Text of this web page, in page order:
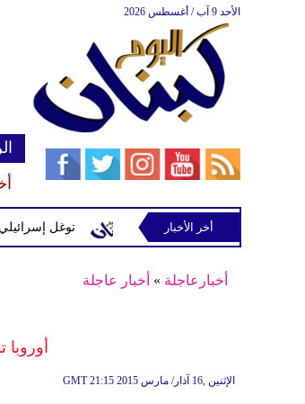
الأحد 9 آب / أغسطس 2026
توغل إسرائيلي في في رب ثلاثين
أخر الأخبار
أخبارعاجلة » أخبار عاجلة
GMT 21:15 2015 الإثنين ,16 آذار/ مارس